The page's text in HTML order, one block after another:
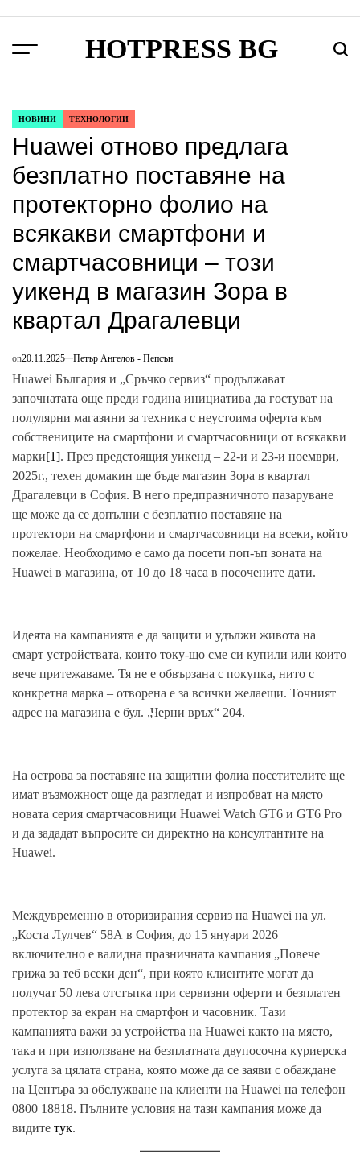
content
Menu HOTPRESS BG
POSTED
IN
НОВИНИ ТЕХНОЛОГИИ
Huawei отново предлага
безплатно поставяне на
протекторно фолио на
всякакви смартфони и
смартчасовници – този
уикенд в магазин Зора в
квартал Драгалевци
on20.11.2025 Петър Ангелов - Пепсън
Huawei България и „Сръчко сервиз“ продължават
започнатата още преди година инициатива да гостуват на
полулярни магазини за техника с неустоима оферта към
собствениците на смартфони и смартчасовници от всякакви
марки[1]. През предстоящия уикенд – 22-и и 23-и ноември,
2025г., техен домакин ще бъде магазин Зора в квартал
Драгалевци в София. В него предпразничното пазаруване
ще може да се допълни с безплатно поставяне на
протектори на смартфони и смартчасовници на всеки, който
пожелае. Необходимо е само да посети поп-ъп зоната на
Huawei в магазина, от 10 до 18 часа в посочените дати.
Идеята на кампанията е да защити и удължи живота на
смарт устройствата, които току-що сме си купили или които
вече притежаваме. Тя не е обвързана с покупка, нито с
конкретна марка – отворена е за всички желаещи. Точният
адрес на магазина е бул. „Черни връх“ 204.
На острова за поставяне на защитни фолиа посетителите ще
имат възможност още да разгледат и изпробват на място
новата серия смартчасовници Huawei Watch GT6 и GT6 Pro
и да зададат въпросите си директно на консултантите на
Huawei.
Междувременно в оторизирания сервиз на Huawei на ул.
„Коста Лулчев“ 58А в София, до 15 януари 2026
включително е валидна празничната кампания „Повече
грижа за теб всеки ден“, при която клиентите могат да
получат 50 лева отстъпка при сервизни оферти и безплатен
протектор за екран на смартфон и часовник. Тази
кампанията важи за устройства на Huawei както на място,
така и при използване на безплатната двупосочна куриерска
услуга за цялата страна, която може да се заяви с обаждане
на Центъра за обслужване на клиенти на Huawei на телефон
0800 18818. Пълните условия на тази кампания може да
видите тук.